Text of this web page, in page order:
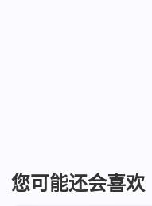
您可能还会喜欢